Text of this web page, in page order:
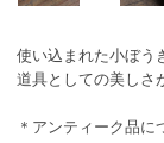
使い込まれた小ぼう
道具としての美しさ
＊アンティーク品に